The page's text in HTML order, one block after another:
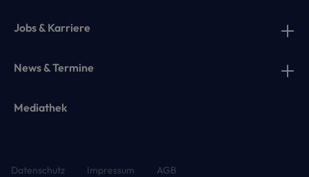
Jobs & Karriere
News & Termine
Mediathek
Datenschutz Impressum AGB